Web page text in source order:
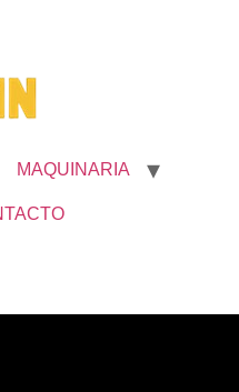
MAQUINARIA